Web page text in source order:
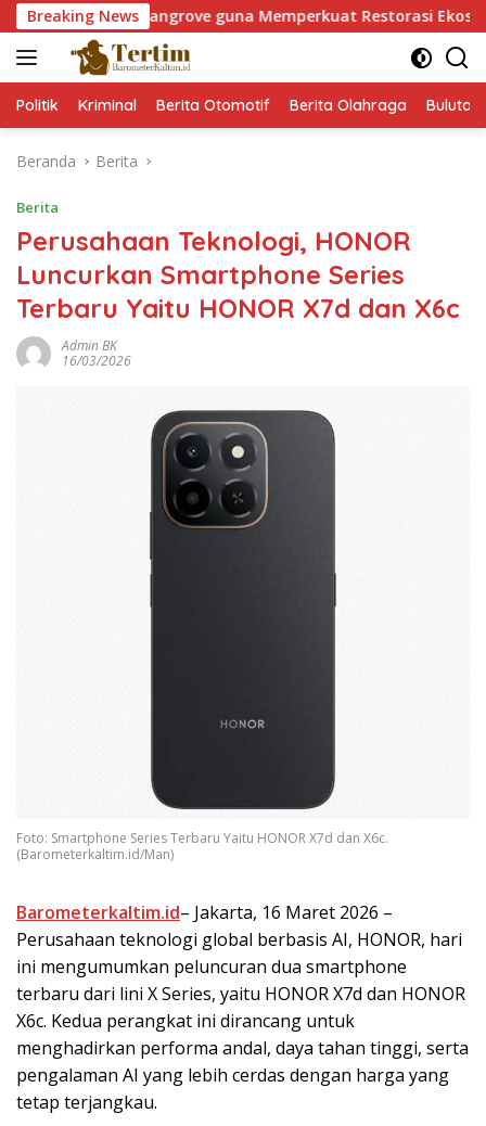
Langsung
ke
konten
Breaking Newsguna Memperkuat Restorasi Ekosistem Pesisir
Politik Kriminal Berita Otomotif Berita Olahraga
Beranda Berita
Berita
Perusahaan Teknologi, HONOR
Luncurkan Smartphone Series
Terbaru Yaitu HONOR X7d dan X6c
Admin BK
16/03/2026
Foto: Smartphone Series Terbaru Yaitu HONOR X7d dan X6c.
(Barometerkaltim.id/Man)
Barometerkaltim.id– Jakarta, 16 Maret 2026 –
Perusahaan teknologi global berbasis AI, HONOR, hari
ini mengumumkan peluncuran dua smartphone
terbaru dari lini X Series, yaitu HONOR X7d dan HONOR
X6c. Kedua perangkat ini dirancang untuk
menghadirkan performa andal, daya tahan tinggi, serta
pengalaman AI yang lebih cerdas dengan harga yang
tetap terjangkau.